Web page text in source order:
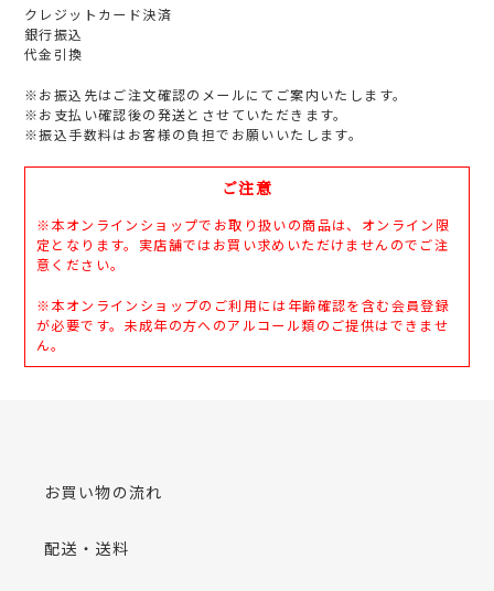
クレジットカード決済
銀行振込
代金引換
※お振込先はご注文確認のメールにてご案内いたします。
※お支払い確認後の発送とさせていただきます。
※振込手数料はお客様の負担でお願いいたします。
ご注意
※本オンラインショップでお取り扱いの商品は、オンライン限
定となります。実店舗ではお買い求めいただけませんのでご注
意ください。
※本オンラインショップのご利用には年齢確認を含む会員登録
が必要です。未成年の方へのアルコール類のご提供はできませ
ん。
お買い物の流れ
配送・送料